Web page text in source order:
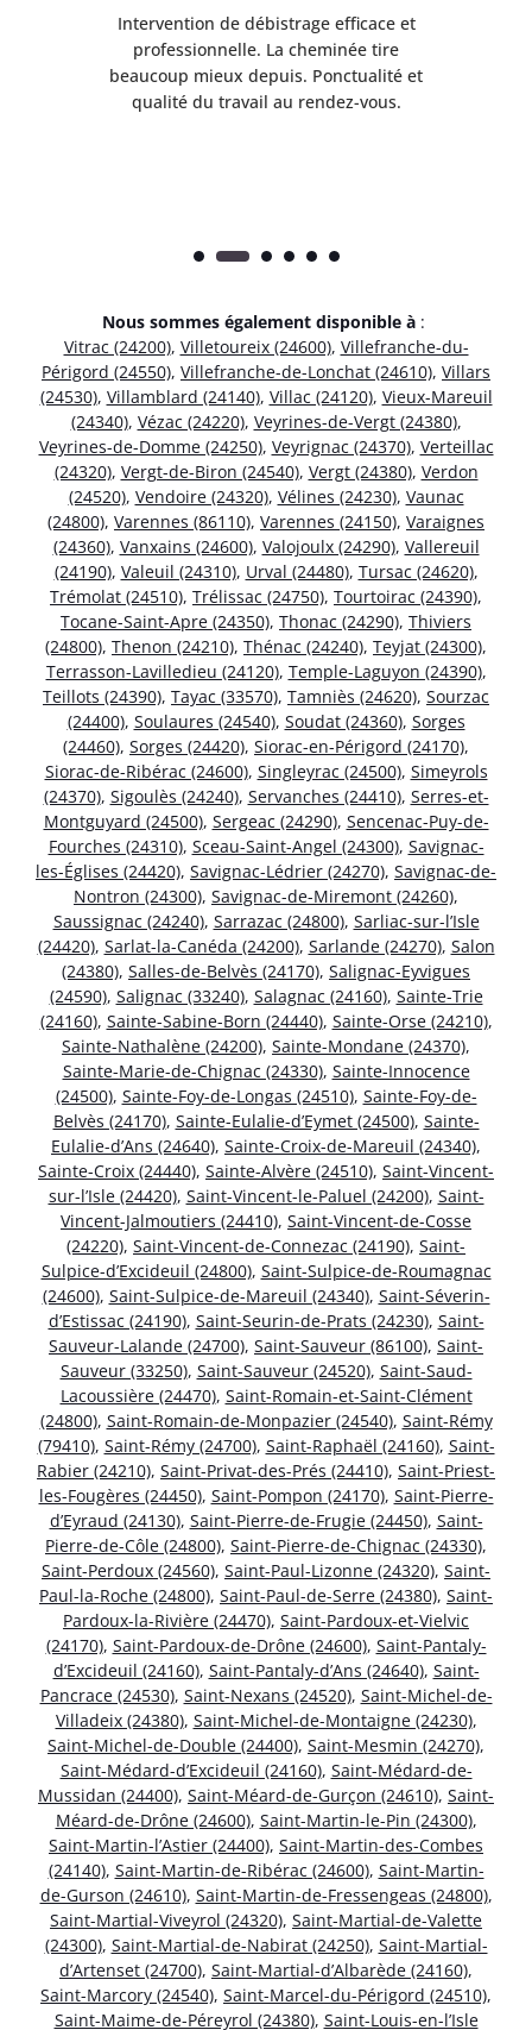
Intervention de débistrage efficace et
professionnelle. La cheminée tire
beaucoup mieux depuis. Ponctualité et
qualité du travail au rendez-vous.
Nous sommes également disponible à :
Vitrac (24200), Villetoureix (24600), Villefranche-du-
Périgord (24550), Villefranche-de-Lonchat (24610), Villars
(24530), Villamblard (24140), Villac (24120), Vieux-Mareuil
(24340), Vézac (24220), Veyrines-de-Vergt (24380),
Veyrines-de-Domme (24250), Veyrignac (24370), Verteillac
(24320), Vergt-de-Biron (24540), Vergt (24380), Verdon
(24520), Vendoire (24320), Vélines (24230), Vaunac
(24800), Varennes (86110), Varennes (24150), Varaignes
(24360), Vanxains (24600), Valojoulx (24290), Vallereuil
(24190), Valeuil (24310), Urval (24480), Tursac (24620),
Trémolat (24510), Trélissac (24750), Tourtoirac (24390),
Tocane-Saint-Apre (24350), Thonac (24290), Thiviers
(24800), Thenon (24210), Thénac (24240), Teyjat (24300),
Terrasson-Lavilledieu (24120), Temple-Laguyon (24390),
Teillots (24390), Tayac (33570), Tamniès (24620), Sourzac
(24400), Soulaures (24540), Soudat (24360), Sorges
(24460), Sorges (24420), Siorac-en-Périgord (24170),
Siorac-de-Ribérac (24600), Singleyrac (24500), Simeyrols
(24370), Sigoulès (24240), Servanches (24410), Serres-et-
Montguyard (24500), Sergeac (24290), Sencenac-Puy-de-
Fourches (24310), Sceau-Saint-Angel (24300), Savignac-
les-Églises (24420), Savignac-Lédrier (24270), Savignac-de-
Nontron (24300), Savignac-de-Miremont (24260),
Saussignac (24240), Sarrazac (24800), Sarliac-sur-l’Isle
(24420), Sarlat-la-Canéda (24200), Sarlande (24270), Salon
(24380), Salles-de-Belvès (24170), Salignac-Eyvigues
(24590), Salignac (33240), Salagnac (24160), Sainte-Trie
(24160), Sainte-Sabine-Born (24440), Sainte-Orse (24210),
Sainte-Nathalène (24200), Sainte-Mondane (24370),
Sainte-Marie-de-Chignac (24330), Sainte-Innocence
(24500), Sainte-Foy-de-Longas (24510), Sainte-Foy-de-
Belvès (24170), Sainte-Eulalie-d’Eymet (24500), Sainte-
Eulalie-d’Ans (24640), Sainte-Croix-de-Mareuil (24340),
Sainte-Croix (24440), Sainte-Alvère (24510), Saint-Vincent-
sur-l’Isle (24420), Saint-Vincent-le-Paluel (24200), Saint-
Vincent-Jalmoutiers (24410), Saint-Vincent-de-Cosse
(24220), Saint-Vincent-de-Connezac (24190), Saint-
Sulpice-d’Excideuil (24800), Saint-Sulpice-de-Roumagnac
(24600), Saint-Sulpice-de-Mareuil (24340), Saint-Séverin-
d’Estissac (24190), Saint-Seurin-de-Prats (24230), Saint-
Sauveur-Lalande (24700), Saint-Sauveur (86100), Saint-
Sauveur (33250), Saint-Sauveur (24520), Saint-Saud-
Lacoussière (24470), Saint-Romain-et-Saint-Clément
(24800), Saint-Romain-de-Monpazier (24540), Saint-Rémy
(79410), Saint-Rémy (24700), Saint-Raphaël (24160), Saint-
Rabier (24210), Saint-Privat-des-Prés (24410), Saint-Priest-
les-Fougères (24450), Saint-Pompon (24170), Saint-Pierre-
d’Eyraud (24130), Saint-Pierre-de-Frugie (24450), Saint-
Pierre-de-Côle (24800), Saint-Pierre-de-Chignac (24330),
Saint-Perdoux (24560), Saint-Paul-Lizonne (24320), Saint-
Paul-la-Roche (24800), Saint-Paul-de-Serre (24380), Saint-
Pardoux-la-Rivière (24470), Saint-Pardoux-et-Vielvic
(24170), Saint-Pardoux-de-Drône (24600), Saint-Pantaly-
d’Excideuil (24160), Saint-Pantaly-d’Ans (24640), Saint-
Pancrace (24530), Saint-Nexans (24520), Saint-Michel-de-
Villadeix (24380), Saint-Michel-de-Montaigne (24230),
Saint-Michel-de-Double (24400), Saint-Mesmin (24270),
Saint-Médard-d’Excideuil (24160), Saint-Médard-de-
Mussidan (24400), Saint-Méard-de-Gurçon (24610), Saint-
Méard-de-Drône (24600), Saint-Martin-le-Pin (24300),
Saint-Martin-l’Astier (24400), Saint-Martin-des-Combes
(24140), Saint-Martin-de-Ribérac (24600), Saint-Martin-
de-Gurson (24610), Saint-Martin-de-Fressengeas (24800),
Saint-Martial-Viveyrol (24320), Saint-Martial-de-Valette
(24300), Saint-Martial-de-Nabirat (24250), Saint-Martial-
d’Artenset (24700), Saint-Martial-d’Albarède (24160),
Saint-Marcory (24540), Saint-Marcel-du-Périgord (24510),
Saint-Maime-de-Péreyrol (24380), Saint-Louis-en-l’Isle